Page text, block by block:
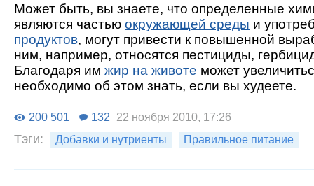
Может быть, вы знаете, что определенные
являются частью окружающей среды и
продуктов, могут привести к повышенной
ним, например, относятся пестициды,
Благодаря им жир на животе может
необходимо об этом знать, если вы худеете.
200 501 132 22 ноября 2010, 17:26
Тэги: Добавки и нутриенты Правильное питание